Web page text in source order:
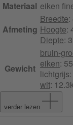
Materiaal eiken
Afmeting
Breedte:
Hoogte:
Diepte:
Gewicht
bruin-
eiken:
lichtgrijs
wit:
verder lezen